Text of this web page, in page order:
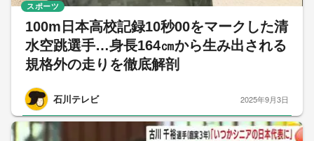
100m日本高校記録10秒00をマークした清
水空跳選手…身長164㎝から生み出される
規格外の走りを徹底解剖
石川テレビ
スポーツ
2025年9月3日